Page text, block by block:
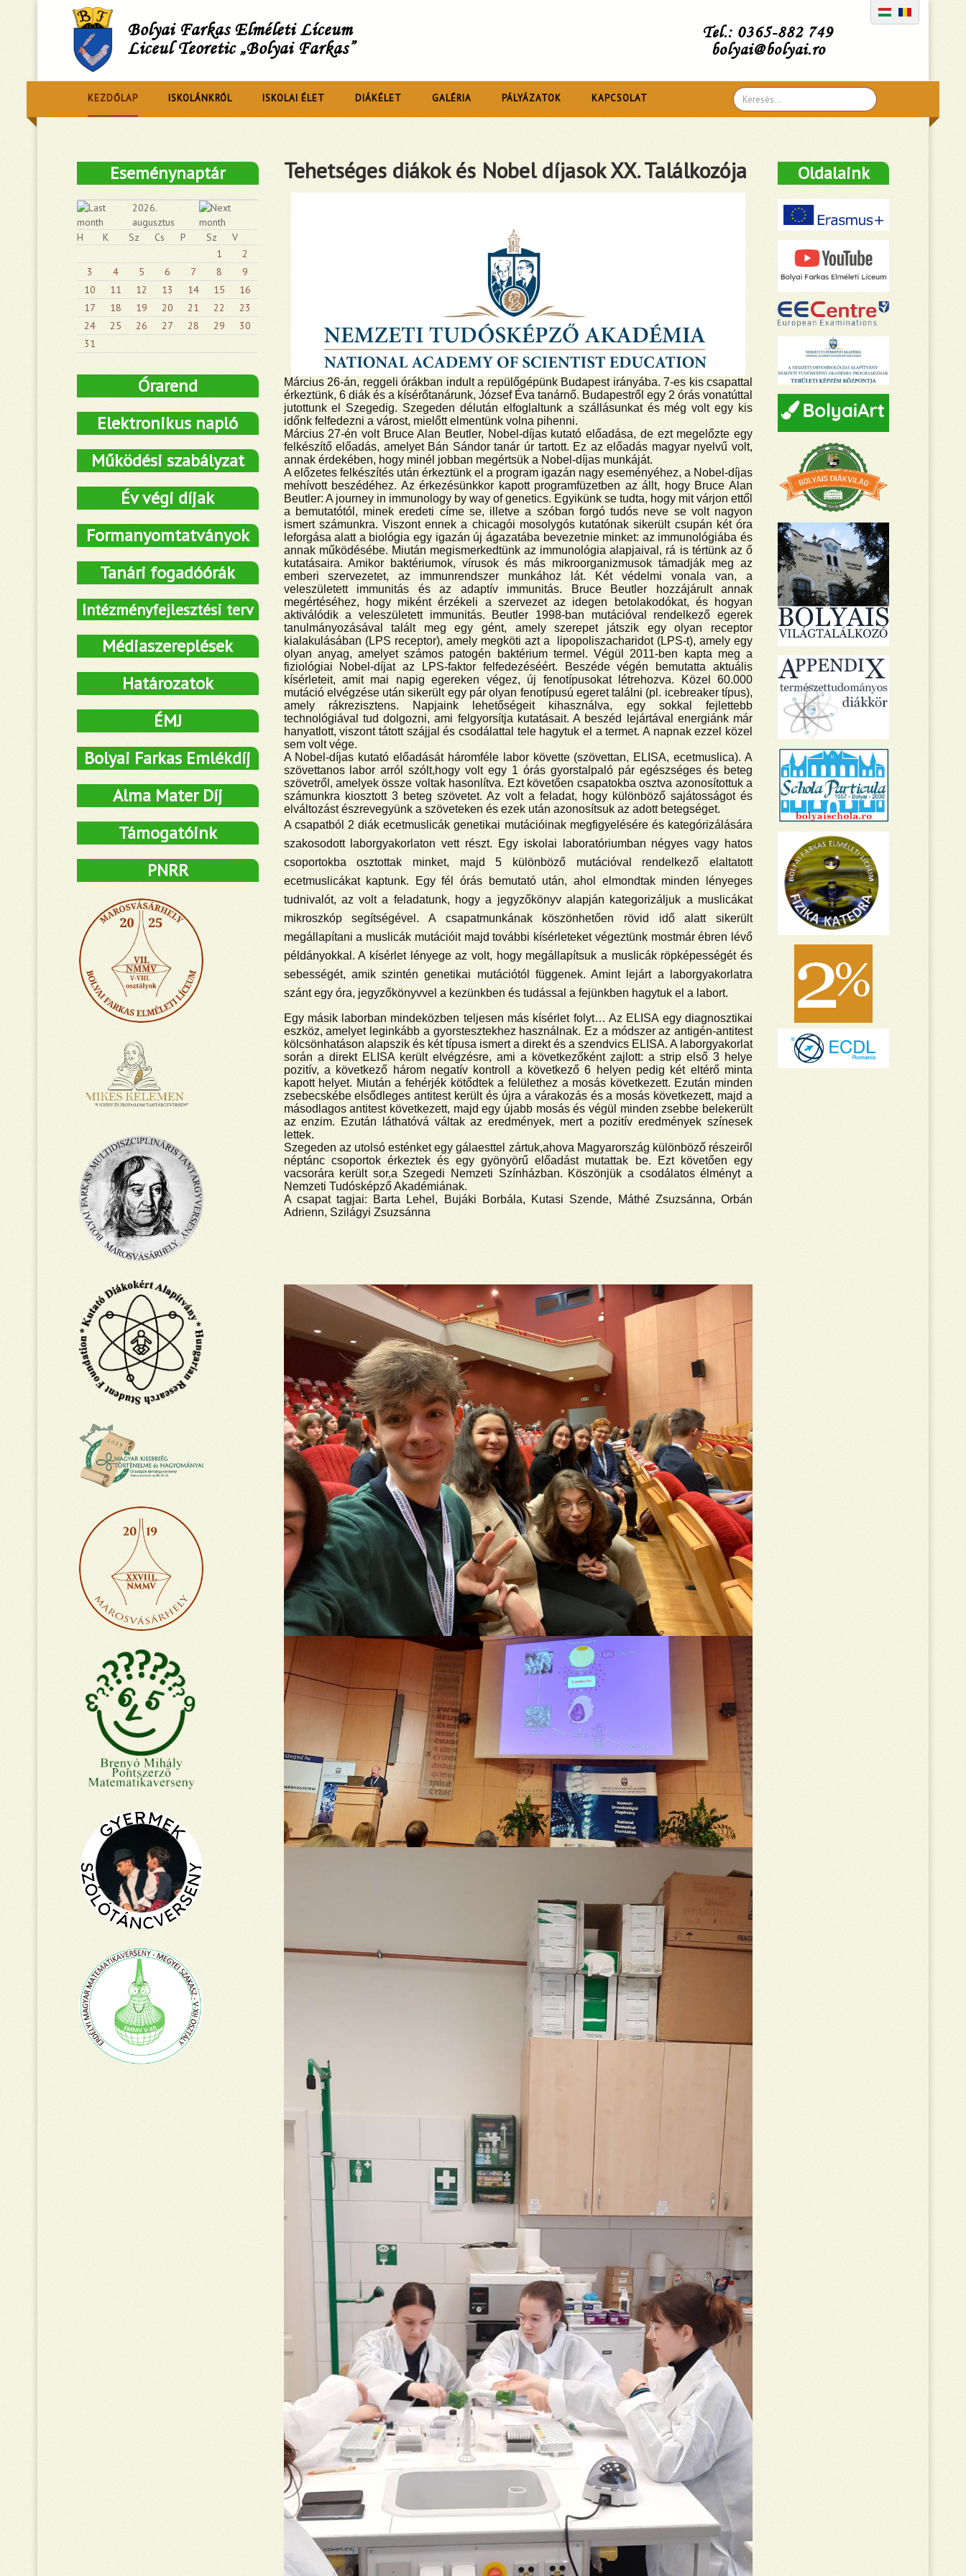
Bolyai Farkas Elméleti Líceum
Liceul Teoretic „Bolyai Farkas”
Tel.: 0365-882 749
bolyai@bolyai.ro
Search
...
KEZDŐLAP ISKOLÁNKRÓL ISKOLAI ÉLET DIÁKÉLET GALÉRIA PÁLYÁZATOK KAPCSOLAT
Tehetséges diákok és Nobel díjasok XX. Találkozója
Március 26-án, reggeli órákban indult a repülőgépünk Budapest irányába. 7-es kis csapattal
érkeztünk, 6 diák és a kísérőtanárunk, József Éva tanárnő. Budapestről egy 2 órás vonatúttal
jutottunk el Szegedig. Szegeden délután elfoglaltunk a szállásunkat és még volt egy kis
időnk felfedezni a várost, mielőtt elmentünk volna pihenni.
Március 27-én volt Bruce Alan Beutler, Nobel-díjas kutató előadása, de ezt megelőzte egy
felkészítő előadás, amelyet Bán Sándor tanár úr tartott. Ez az előadás magyar nyelvű volt,
annak érdekében, hogy minél jobban megértsük a Nobel-díjas munkáját.
A előzetes felkészítés után érkeztünk el a program igazán nagy eseményéhez, a Nobel-díjas
mehívott beszédéhez. Az érkezésünkkor kapott programfüzetben az állt, hogy Bruce Alan
Beutler: A journey in immunology by way of genetics. Egyikünk se tudta, hogy mit várjon ettől
a bemutatótól, minek eredeti címe se, illetve a szóban forgó tudós neve se volt nagyon
ismert számunkra. Viszont ennek a chicagói mosolygós kutatónak sikerült csupán két óra
leforgása alatt a biológia egy igazán új ágazatába bevezetnie minket: az immunológiába és
annak működésébe. Miután megismerkedtünk az immunológia alapjaival, rá is tértünk az ő
kutatásaira. Amikor baktériumok, vírusok és más mikroorganizmusok támadják meg az
emberi szervezetet, az immunrendszer munkához lát. Két védelmi vonala van, a
veleszületett immunitás és az adaptív immunitás. Bruce Beutler hozzájárult annak
megértéséhez, hogy miként érzékeli a szervezet az idegen betolakodókat, és hogyan
aktiválódik a veleszületett immunitás. Beutler 1998-ban mutációval rendelkező egerek
tanulmányozásával talált meg egy gént, amely szerepet játszik egy olyan receptor
kialakulásában (LPS receptor), amely megköti azt a lipopoliszacharidot (LPS-t), amely egy
olyan anyag, amelyet számos patogén baktérium termel. Végül 2011-ben kapta meg a
fiziológiai Nobel-díjat az LPS-faktor felfedezéséért. Beszéde végén bemutatta aktuális
kísérleteit, amit mai napig egereken végez, új fenotípusokat létrehozva. Közel 60.000
mutáció elvégzése után sikerült egy pár olyan fenotípusú egeret találni (pl. icebreaker típus),
amely rákrezisztens. Napjaink lehetőségeit kihasználva, egy sokkal fejlettebb
technológiával tud dolgozni, ami felgyorsítja kutatásait. A beszéd lejártával energiánk már
hanyatlott, viszont tátott szájjal és csodálattal tele hagytuk el a termet. A napnak ezzel közel
sem volt vége.
A Nobel-díjas kutató előadását háromféle labor követte (szövettan, ELISA, ecetmuslica). A
szövettanos labor arról szólt,hogy volt egy 1 órás gyorstalpaló pár egészséges és beteg
szövetről, amelyek össze voltak hasonlítva. Ezt követően csapatokba osztva azonosítottuk a
számunkra kiosztott 3 beteg szövetet. Az volt a feladat, hogy különböző sajátosságot és
elváltozást észrevegyünk a szöveteken és ezek után azonosítsuk az adott betegséget.
A csapatból 2 diák ecetmuslicák genetikai mutációinak megfigyelésére és kategórizálására
szakosodott laborgyakorlaton vett részt. Egy iskolai laboratóriumban négyes vagy hatos
csoportokba osztottak minket, majd 5 különböző mutációval rendelkező elaltatott
ecetmuslicákat kaptunk. Egy fél órás bemutató után, ahol elmondtak minden lényeges
tudnivalót, az volt a feladatunk, hogy a jegyzőkönyv alapján kategorizáljuk a muslicákat
mikroszkóp segítségével. A csapatmunkának köszönhetően rövid idő alatt sikerült
megállapítani a muslicák mutációit majd további kísérleteket végeztünk mostmár ébren lévő
példányokkal. A kísérlet lényege az volt, hogy megállapítsuk a muslicák röpképességét és
sebességét, amik szintén genetikai mutációtól függenek. Amint lejárt a laborgyakorlatra
szánt egy óra, jegyzőkönyvvel a kezünkben és tudással a fejünkben hagytuk el a labort.
Egy másik laborban mindeközben teljesen más kísérlet folyt… Az ELISA egy diagnosztikai
eszköz, amelyet leginkább a gyorstesztekhez használnak. Ez a módszer az antigén-antitest
kölcsönhatáson alapszik és két típusa ismert a direkt és a szendvics ELISA. A laborgyakorlat
során a direkt ELISA került elvégzésre, ami a következőként zajlott: a strip első 3 helye
pozitív, a következő három negatív kontroll a következő 6 helyen pedig két eltérő minta
kapott helyet. Miután a fehérjék kötődtek a felülethez a mosás következett. Ezután minden
zsebecskébe elsődleges antitest került és újra a várakozás és a mosás következett, majd a
másodlagos antitest következett, majd egy újabb mosás és végül minden zsebbe belekerült
az enzim. Ezután láthatóvá váltak az eredmények, mert a pozitív eredmények színesek
lettek.
Szegeden az utolsó esténket egy gálaesttel zártuk,ahova Magyarország különböző részeiről
néptánc csoportok érkeztek és egy gyönyörű előadást mutattak be. Ezt követően egy
vacsorára került sor,a Szegedi Nemzeti Színházban. Köszönjük a csodálatos élményt a
Nemzeti Tudósképző Akadémiának.
A csapat tagjai: Barta Lehel, Bujáki Borbála, Kutasi Szende, Máthé Zsuzsánna, Orbán
Adrienn, Szilágyi Zsuzsánna
Eseménynaptár
2026.
augusztus
H
K Sz Cs P Sz
V
1
2
3
4 5 6 7 8
9
10
11 12 13 14 15
16
17
18 19 20 21 22
23
24
25 26 27 28 29
30
31
Órarend
Elektronikus napló
Működési szabályzat
Év végi díjak
Formanyomtatványok
Tanári fogadóórák
Intézményfejlesztési terv
Médiaszereplések
Határozatok
ÉMJ
Bolyai Farkas Emlékdíj
Alma Mater Díj
Támogatóink
PNRR
Oldalaink